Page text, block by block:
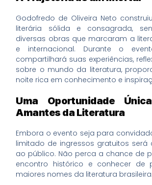
Godofredo de Oliveira Neto
literária sólida e consagrada,
diversas obras que marcaram a
e internacional. Durante o
compartilhará suas experiências,
sobre o mundo da literatura,
noite rica em conhecimento e
Uma Oportunidade
Amantes da Literatura
Embora o evento seja para
limitado de ingressos gratuitos será
ao público. Não perca a chance de
encontro histórico e conhecer de
maiores nomes da literatura brasileira.